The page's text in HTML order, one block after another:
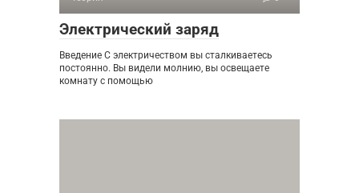
Электрический заряд
Введение С электричеством вы сталкиваетесь
постоянно. Вы видели молнию, вы освещаете
комнату с помощью